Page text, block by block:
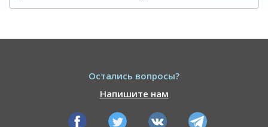
Остались вопросы?
Напишите нам